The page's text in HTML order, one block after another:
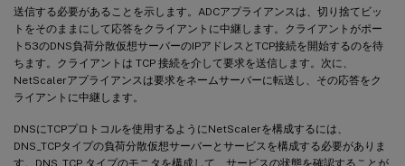
送信する必要があることを示します。ADCアプライアンスは、切り捨てビッ
トをそのままにして応答をクライアントに中継します。クライアントがポー
ト53のDNS負荷分散仮想サーバーのIPアドレスとTCP接続を開始するのを待
ちます。クライアントは TCP 接続を介して要求を送信します。次に、
NetScalerアプライアンスは要求をネームサーバーに転送し、その応答をク
ライアントに中継します。
DNSにTCPプロトコルを使用するようにNetScalerを構成するには、
DNS_TCPタイプの負荷分散仮想サーバーとサービスを構成する必要がありま
す。DNS_TCP タイプのモニタを構成して、サービスの状態を確認することが